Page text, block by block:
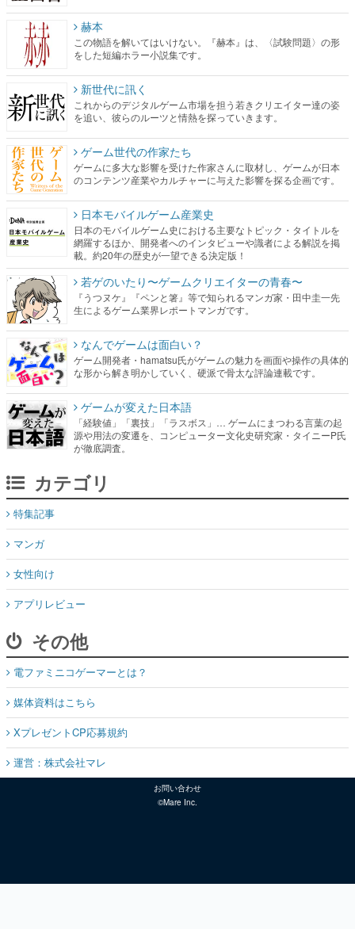
赫本
この物語を解いてはいけない。『赫本』は、〈試験問題〉の形
をした短編ホラー小説集です。
新世代に訊く
これからのデジタルゲーム市場を担う若きクリエイター達の姿
を追い、彼らのルーツと情熱を探っていきます。
ゲーム世代の作家たち
ゲームに多大な影響を受けた作家さんに取材し、ゲームが日本
のコンテンツ産業やカルチャーに与えた影響を探る企画です。
日本モバイルゲーム産業史
日本のモバイルゲーム史における主要なトピック・タイトルを
網羅するほか、開発者へのインタビューや識者による解説を掲
載。約20年の歴史が一望できる決定版！
若ゲのいたり〜ゲームクリエイターの青春〜
『うつヌケ』『ペンと箸』等で知られるマンガ家・田中圭一先
生によるゲーム業界レポートマンガです。
なんでゲームは面白い？
ゲーム開発者・hamatsu氏がゲームの魅力を画面や操作の具体的
な形から解き明かしていく、硬派で骨太な評論連載です。
ゲームが変えた日本語
「経験値」「裏技」「ラスボス」… ゲームにまつわる言葉の起
源や用法の変遷を、コンピューター文化史研究家・タイニーP氏
が徹底調査。
カテゴリ
特集記事
マンガ
女性向け
アプリレビュー
その他
電ファミニコゲーマーとは？
媒体資料はこちら
XプレゼントCP応募規約
運営：株式会社マレ
お問い合わせ
©Mare Inc.